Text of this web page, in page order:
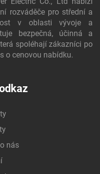
rozváděče pro střední a
v oblasti vývoje a
bezpečná, účinná a
spoléhají zákazníci po
o cenovou nabídku.
nás